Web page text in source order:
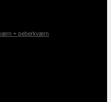
+ peberkværn